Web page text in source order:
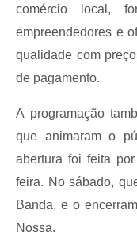
comércio local,
empreendedores e
qualidade com
de pagamento.
A programação
que animaram o
abertura foi feita
feira. No sábado,
Banda, e o
Nossa.